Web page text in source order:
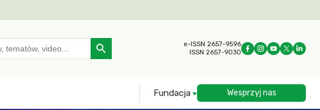
Search Button
e-ISSN 2657-9596
ISSN 2657-9030
Fundacja Wesprzyj nas